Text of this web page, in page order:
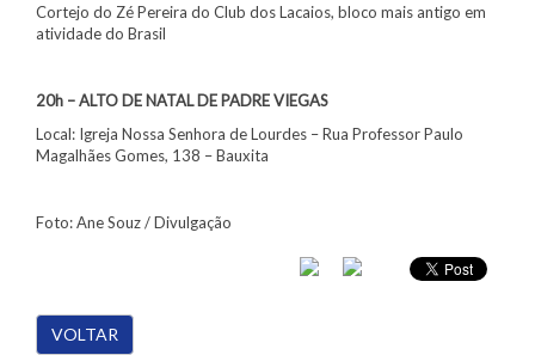
Cortejo do Zé Pereira do Club dos Lacaios, bloco mais antigo em
atividade do Brasil
20h – ALTO DE NATAL DE PADRE VIEGAS
Local: Igreja Nossa Senhora de Lourdes – Rua Professor Paulo
Magalhães Gomes, 138 – Bauxita
Foto: Ane Souz / Divulgação
VOLTAR